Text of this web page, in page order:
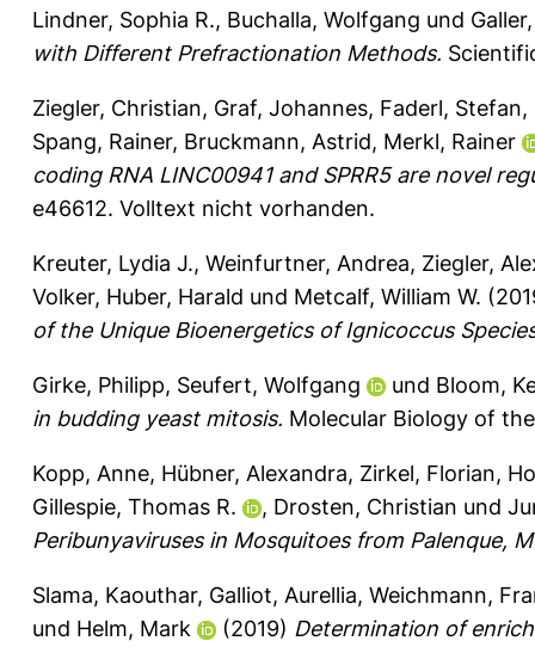
Lindner, Sophia R., Buchalla, Wolfgang und
with Different Prefractionation Methods.
Ziegler, Christian, Graf, Johannes, Faderl, Stefan,
Spang, Rainer, Bruckmann, Astrid, Merkl, Rainer
coding RNA LINC00941 and SPRR5 are novel
e46612. Volltext nicht vorhanden.
Kreuter, Lydia J., Weinfurtner, Andrea, Ziegler,
Volker, Huber, Harald und Metcalf, William W.
of the Unique Bioenergetics of Ignicoccus
Girke, Philipp, Seufert, Wolfgang und Bloom,
in budding yeast mitosis. Molecular Biology of
Kopp, Anne, Hübner, Alexandra, Zirkel, Florian,
Gillespie, Thomas R.
, Drosten, Christian und
Peribunyaviruses in Mosquitoes from Palenque,
Slama, Kaouthar, Galliot, Aurellia, Weichmann,
und Helm, Mark (2019) Determination of